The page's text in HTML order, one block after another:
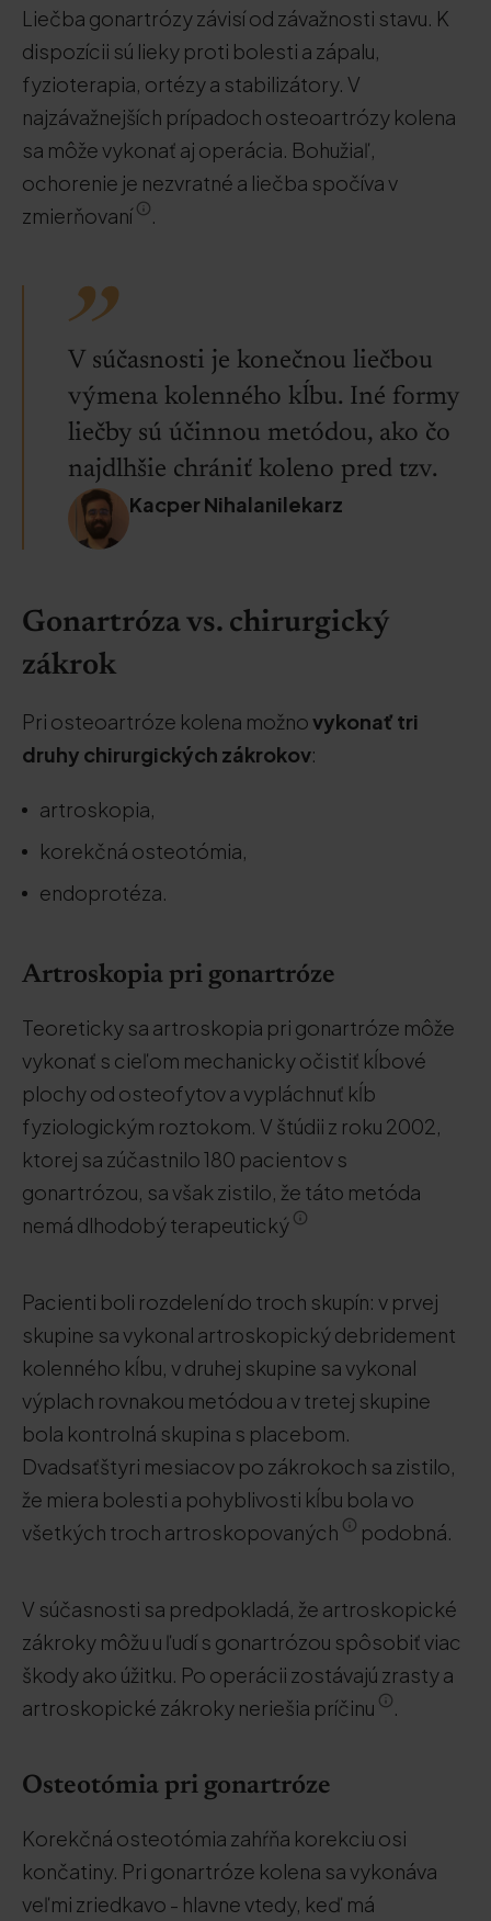
Liečba gonartrózy závisí od závažnosti stavu. K
dispozícii sú lieky proti bolesti a zápalu,
fyzioterapia, ortézy a stabilizátory. V
najzávažnejších prípadoch osteoartrózy kolena
sa môže vykonať aj operácia. Bohužiaľ,
ochorenie je nezvratné a liečba spočíva v
zmierňovaní
.
V súčasnosti je konečnou liečbou
výmena kolenného kĺbu. Iné formy
liečby sú účinnou metódou, ako čo
najdlhšie chrániť koleno pred tzv.
Kacper Nihalanilekarz
Gonartróza vs. chirurgický
zákrok
Pri osteoartróze kolena možnovykonať tri
druhy chirurgických zákrokov:
artroskopia,
korekčná osteotómia,
endoprotéza.
Artroskopia pri gonartróze
Teoreticky sa artroskopia pri gonartróze môže
vykonať s cieľom mechanicky očistiť kĺbové
plochy od osteofytov a vypláchnuť kĺb
fyziologickým roztokom. V štúdii z roku 2002,
ktorej sa zúčastnilo 180 pacientov s
gonartrózou, sa však zistilo, že táto metóda
nemá dlhodobý terapeutický
Pacienti boli rozdelení do troch skupín: v prvej
skupine sa vykonal artroskopický debridement
kolenného kĺbu, v druhej skupine sa vykonal
výplach rovnakou metódou a v tretej skupine
bola kontrolná skupina s placebom.
Dvadsaťštyri mesiacov po zákrokoch sa zistilo,
že miera bolesti a pohyblivosti kĺbu bola vo
všetkých troch artroskopovaných
podobná.
V súčasnosti sa predpokladá, že artroskopické
zákroky môžu u ľudí s gonartrózou spôsobiť viac
škody ako úžitku. Po operácii zostávajú zrasty a
artroskopické zákroky neriešia príčinu
.
Osteotómia pri gonartróze
Korekčná osteotómia zahŕňa korekciu osi
končatiny. Pri gonartróze kolena sa vykonáva
veľmi zriedkavo - hlavne vtedy, keď má